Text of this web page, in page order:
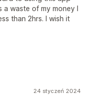
a waste of my money I
than 2hrs. I wish it
24 styczeń 2024